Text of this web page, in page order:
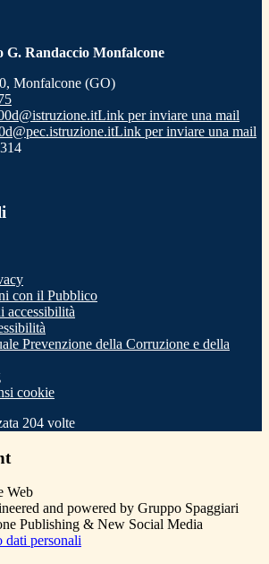
G. Randaccio Monfalcone
Monfalcone (GO)
Link per inviare una mail
Link per inviare una mail
con il Pubblico
accessibilità
Prevenzione della Corruzione e della
cookie
204 volte
and powered by Gruppo Spaggiari
Publishing & New Social Media
dati personali